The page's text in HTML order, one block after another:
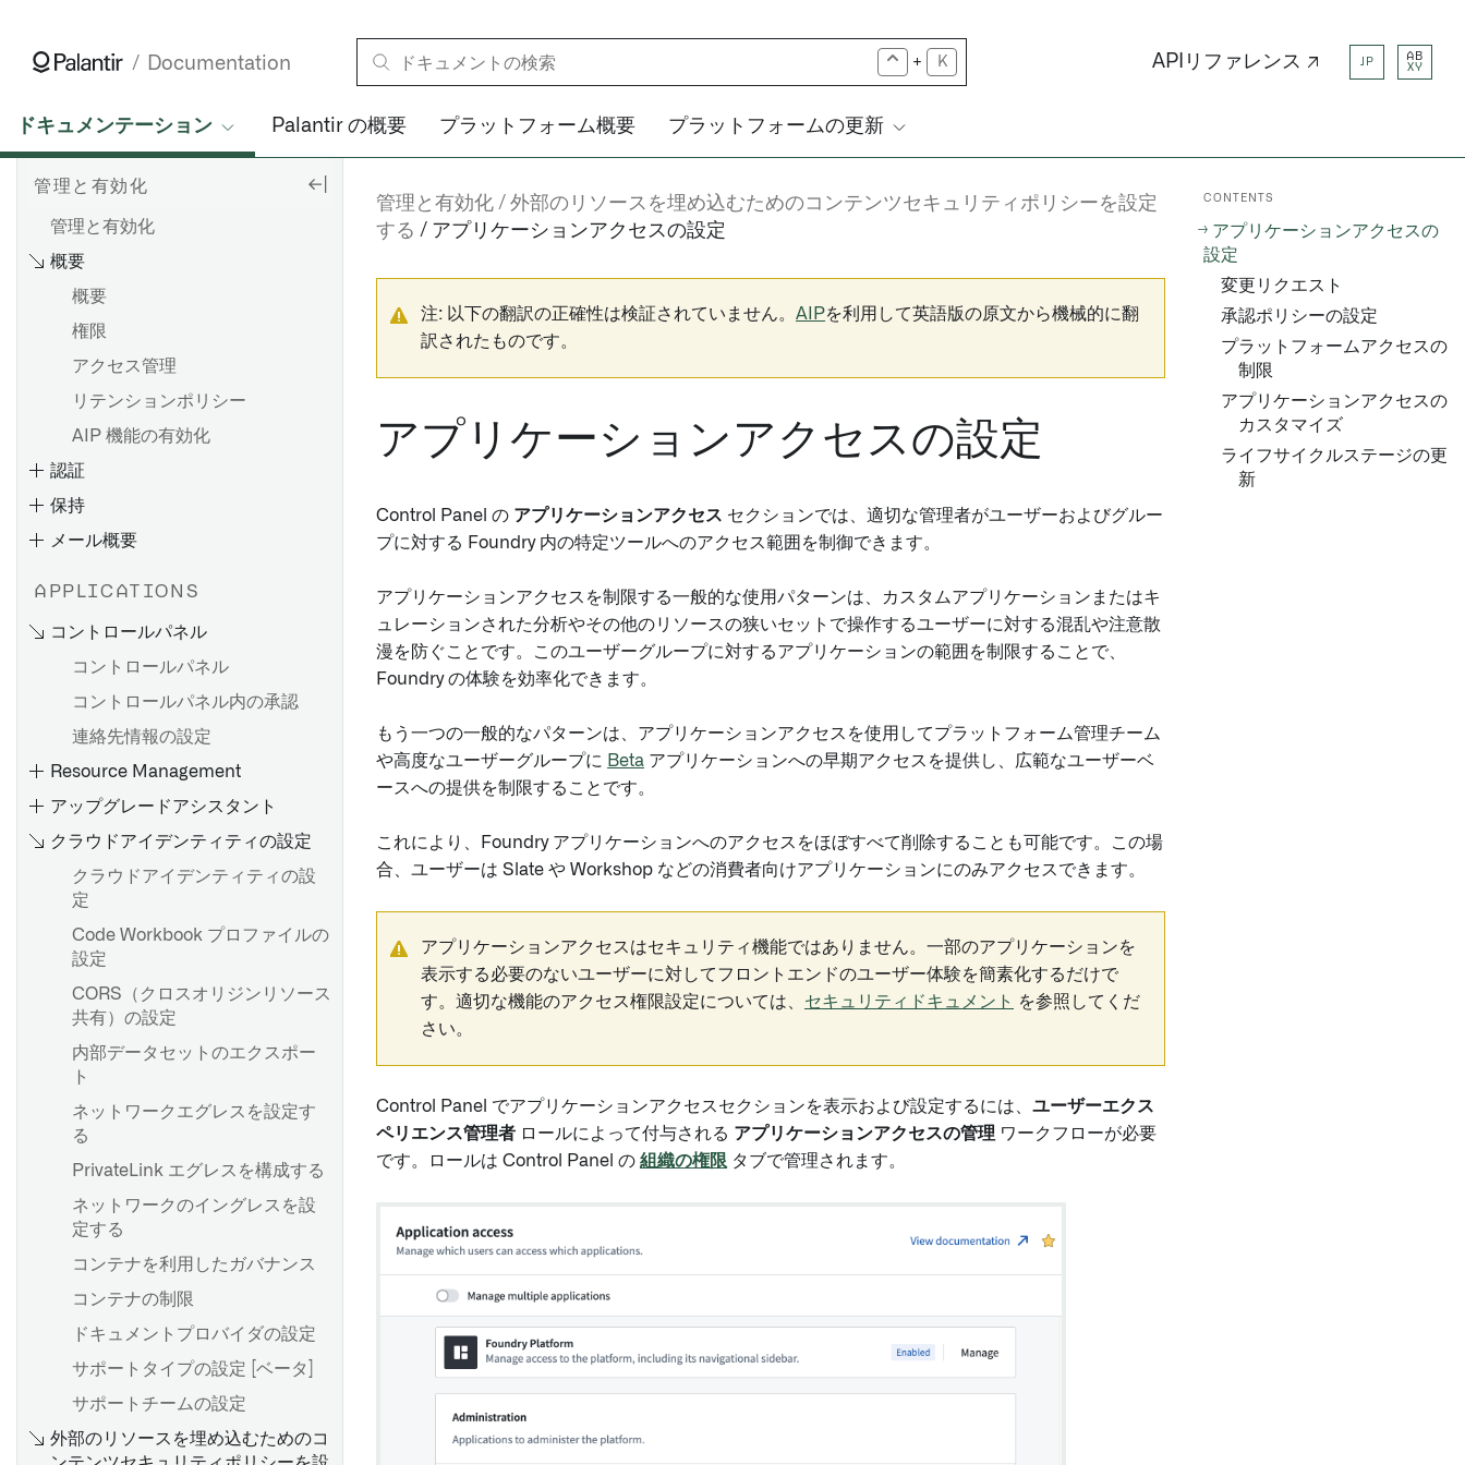
Documentation + K APIリファレンス ↗ JP
AB
XY
ドキュメンテーション Palantir の概要 プラットフォーム概要 プラットフォームの更新
管理と有効化
管理と有効化
概要
概要
権限
アクセス管理
リテンションポリシー
AIP 機能の有効化
認証
ンテグレーションを設定する
Okta 用の SAML 2.0 統合を設
定する
他のIDプロバイダーのための
イダーを更新する
はじめに
エンロールメント内のユーザ
保持
メール概要
APPLICATIONS
コントロールパネル
コントロールパネル
コントロールパネル内の承認
連絡先情報の設定
Resource Management
アップグレードアシスタント
クラウドアイデンティティの設定
クラウドアイデンティティの設
定
Code Workbook プロファイルの
設定
CORS（クロスオリジンリソース
共有）の設定
内部データセットのエクスポー
ト
ネットワークエグレスを設定す
る
PrivateLink エグレスを構成する
ネットワークのイングレスを設
定する
コンテナを利用したガバナンス
コンテナの制限
ドキュメントプロバイダの設定
サポートタイプの設定 [ベータ]
サポートチームの設定
外部のリソースを埋め込むためのコ
管理と有効化
外部のリソースを埋め込むためのコンテンツセキュリティポリシーを設定
する
アプリケーションアクセスの設定
注: 以下の翻訳の正確性は検証されていません。 AIPを利用して英語版の原文から機械的に翻
訳されたものです。
アプリケーションアクセスの設定
Control Panel の アプリケーションアクセス セクションでは、適切な管理者がユーザーおよびグルー
プに対する Foundry 内の特定ツールへのアクセス範囲を制御できます。
アプリケーションアクセスを制限する一般的な使用パターンは、カスタムアプリケーションまたはキ
ュレーションされた分析やその他のリソースの狭いセットで操作するユーザーに対する混乱や注意散
漫を防ぐことです。このユーザーグループに対するアプリケーションの範囲を制限することで、
Foundry の体験を効率化できます。
もう一つの一般的なパターンは、アプリケーションアクセスを使用してプラットフォーム管理チーム
や高度なユーザーグループに Beta アプリケーションへの早期アクセスを提供し、広範なユーザーベ
ースへの提供を制限することです。
これにより、Foundry アプリケーションへのアクセスをほぼすべて削除することも可能です。この場
合、ユーザーは Slate や Workshop などの消費者向けアプリケーションにのみアクセスできます。
アプリケーションアクセスはセキュリティ機能ではありません。一部のアプリケーションを
表示する必要のないユーザーに対してフロントエンドのユーザー体験を簡素化するだけで
す。適切な機能のアクセス権限設定については、 セキュリティドキュメント
を参照してくだ
さい。
Control Panel でアプリケーションアクセスセクションを表示および設定するには、 ユーザーエクス
ペリエンス管理者 ロールによって付与される アプリケーションアクセスの管理 ワークフローが必要
です。ロールは Control Panel の 組織の権限 タブで管理されます。
CONTENTS
アプリケーションアクセスの
設定
変更リクエスト
承認ポリシーの設定
プラットフォームアクセスの
制限
アプリケーションアクセスの
カスタマイズ
ライフサイクルステージの更
新